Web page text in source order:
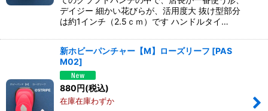
デイジー 細かい花びらが、活用度大 抜け型部分
は約1インチ（2.5ｃｍ）です ハンドルタイ…
新ホビーパンチャー【M】ローズリーフ [PAS
M02]
880円(税込)
在庫在庫わずか